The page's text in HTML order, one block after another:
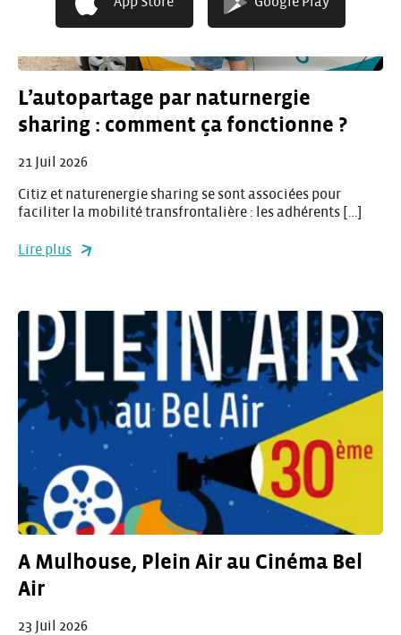
L’autopartage par naturnergie
sharing : comment ça fonctionne ?
21 Juil 2026
Citiz et naturenergie sharing se sont associées pour
faciliter la mobilité transfrontalière : les adhérents […]
Lire plus
A Mulhouse, Plein Air au Cinéma Bel
Air
23 Juil 2026